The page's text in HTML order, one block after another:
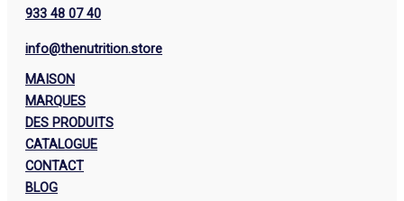
933 48 07 40
info@thenutrition.store
MAISON
MARQUES
DES PRODUITS
CATALOGUE
CONTACT
BLOG